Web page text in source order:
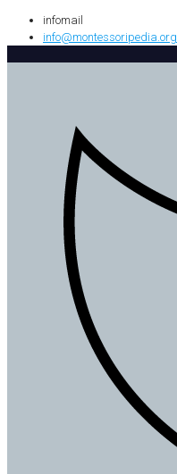
infomail
info@montessoripedia.org